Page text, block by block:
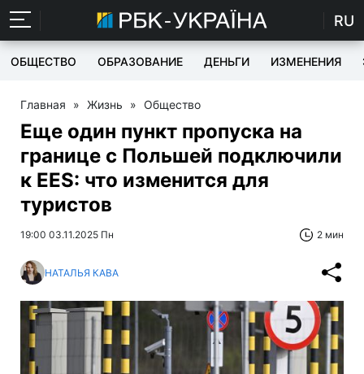
RU
ОБЩЕСТВО ОБРАЗОВАНИЕ ДЕНЬГИ ИЗМЕНЕНИЯ
Главная » Жизнь » Общество
Еще один пункт пропуска на
границе с Польшей подключили
к EES: что изменится для
туристов
19:00 03.11.2025 Пн 2 мин
НАТАЛЬЯ КАВА